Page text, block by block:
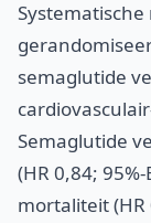
semaglutide
Semaglutide
(HR 0,84;
mortaliteit (HR